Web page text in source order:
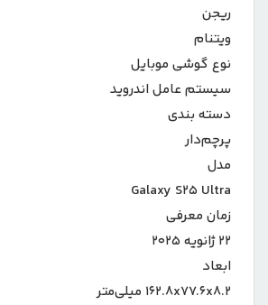
ریجن
ویتنام
نوع گوشی موبایل
سیستم عامل اندروید
دسته ‌بندی
پرچم‌دار
مدل
Galaxy S۲۵ Ultra
زمان معرفی
۲۲ ژانویه ۲۰۲۵
ابعاد
۱۶۲.۸x۷۷.۶x۸.۲ میلی‌متر